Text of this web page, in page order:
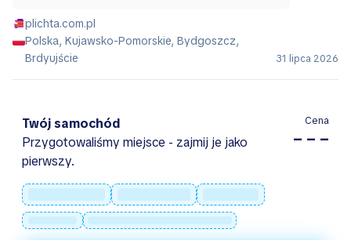
plichta.com.pl
Polska, Kujawsko-Pomorskie, Bydgoszcz,
Brdyujście
31 lipca 2026
Twój samochód
Przygotowaliśmy miejsce - zajmij je jako
pierwszy.
Cena
– – –